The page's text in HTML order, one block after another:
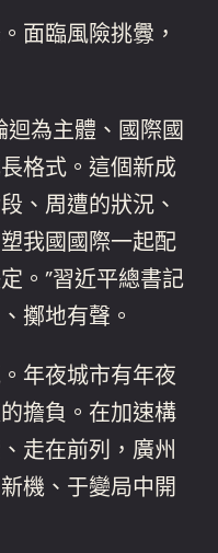
面臨風險挑釁，
迴為主體、國際國
格式。這個新成
、周遭的狀況、
我國國際一起配
。”習近平總書記
擲地有聲。
年夜城市有年夜
擔負。在加速構
走在前列，廣州
機、于變局中開